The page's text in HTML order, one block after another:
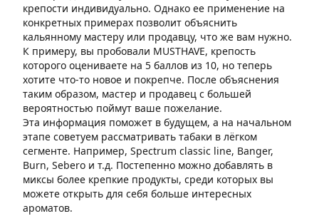
крепости индивидуально. Однако ее применение на
конкретных примерах позволит объяснить
кальянному мастеру или продавцу, что же вам нужно.
К примеру, вы пробовали MUSTHAVE, крепость
которого оцениваете на 5 баллов из 10, но теперь
хотите что-то новое и покрепче. После объяснения
таким образом, мастер и продавец с большей
вероятностью поймут ваше пожелание.
Эта информация поможет в будущем, а на начальном
этапе советуем рассматривать табаки в лёгком
сегменте. Например, Spectrum classic line, Banger,
Burn, Sebero и т.д. Постепенно можно добавлять в
миксы более крепкие продукты, среди которых вы
можете открыть для себя больше интересных
ароматов.